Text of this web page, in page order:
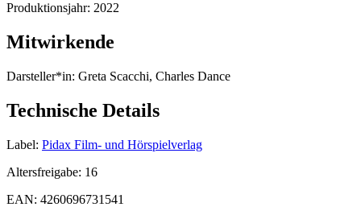
Produktionsjahr: 2022
Mitwirkende
Darsteller*in: Greta Scacchi, Charles Dance
Technische Details
Label: Pidax Film- und Hörspielverlag
Altersfreigabe: 16
EAN: 4260696731541